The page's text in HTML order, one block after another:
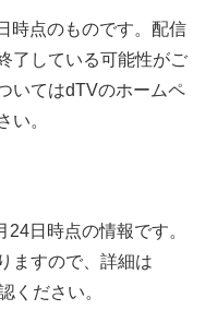
時点のものです。配信
了している可能性がご
いてはdTVのホームペ
い。
日時点の情報です。
ますので、詳細は
ください。